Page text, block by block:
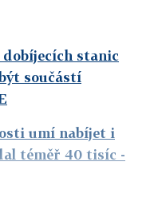
dobíjecích stanic
součástí
umí nabíjet i
téměř 40 tisíc -